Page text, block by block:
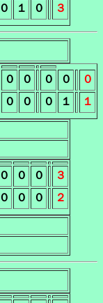
０ １ ０ ３
０ ０ ０ ０ ０
０ ０ ０ １ １
０ ０ ０ ３
０ ０ ０ ２